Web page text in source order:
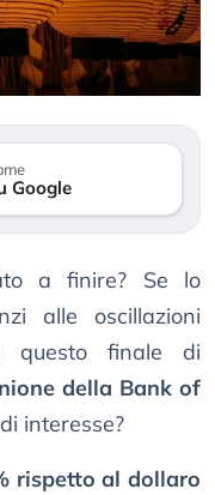
Google
a finire? Se lo
alle oscillazioni
questo finale di
della Bank of
interesse?
rispetto al dollaro